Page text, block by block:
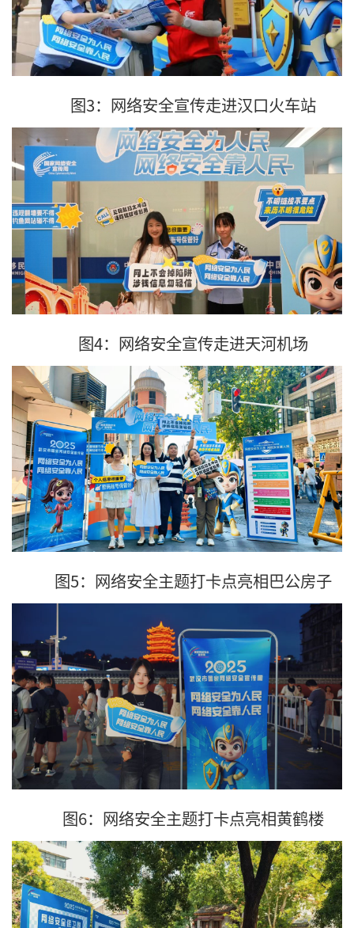
图3：网络安全宣传走进汉口火车站
图4：网络安全宣传走进天河机场
图5：网络安全主题打卡点亮相巴公房子
图6：网络安全主题打卡点亮相黄鹤楼